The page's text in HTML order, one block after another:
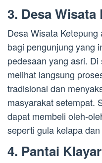
3. Desa Wisata
Desa Wisata
bagi pengunjung yang
pedesaan yang asri.
melihat langsung
tradisional dan
masyarakat setempat.
dapat membeli oleh-
seperti gula kelapa
4. Pantai Klayar